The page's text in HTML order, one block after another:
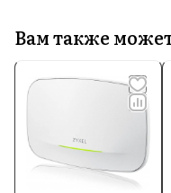
Вам также